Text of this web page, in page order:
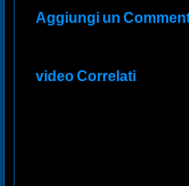
Aggiungi un
video Correlati